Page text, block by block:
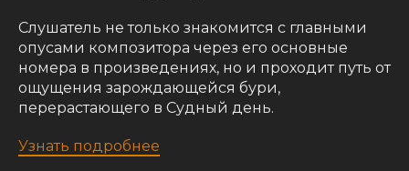
Слушатель не только знакомится с главными
опусами композитора через его основные
номера в произведениях, но и проходит путь от
ощущения зарождающейся бури,
перерастающего в Судный день.
Узнать подробнее